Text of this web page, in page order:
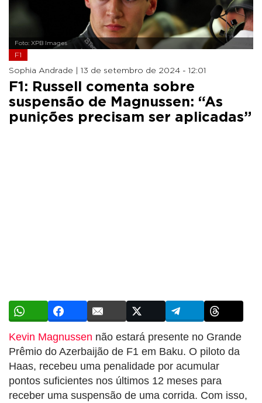
Foto: XPB Images
F1
Sophia Andrade | 13 de setembro de 2024 - 12:01
F1: Russell comenta sobre
suspensão de Magnussen: “As
punições precisam ser aplicadas”
Kevin Magnussen não estará presente no Grande
Prêmio do Azerbaijão de F1 em Baku. O piloto da
Haas, recebeu uma penalidade por acumular
pontos suficientes nos últimos 12 meses para
receber uma suspensão de uma corrida. Com isso,